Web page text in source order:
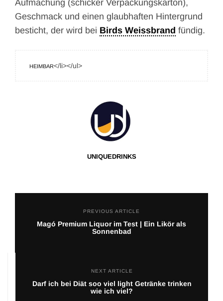
Aufmachung (schicker Verpackungskarton),
Geschmack und einen glaubhaften Hintergrund
besticht, der wird bei Birds Weissbrand fündig.
HEIMBAR</li></ul>
UNIQUEDRINKS
PREVIOUS ARTICLE
Magó Premium Liquor im Test | Ein Likör als
Sonnenbad
NEXT ARTICLE
Darf ich bei Diät soo viel light Getränke trinken
wie ich viel?